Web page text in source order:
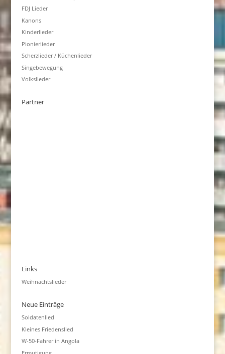
FDJ Lieder
Kanons
Kinderlieder
Pionierlieder
Scherzlieder / Küchenlieder
Singebewegung
Volkslieder
Partner
Links
Weihnachtslieder
Neue Einträge
Soldatenlied
Kleines Friedenslied
W-50-Fahrer in Angola
Ermutigung